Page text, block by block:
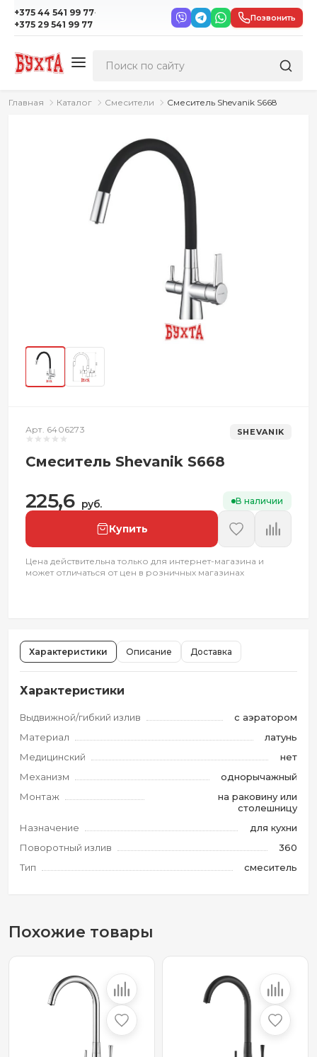
+375 44 541 99 77·
+375 29 541 99 77
Позвонить
Главная Каталог Смесители Смеситель Shevanik S668
Арт. 6406273 SHEVANIK
Смеситель Shevanik S668
225,6 руб. В наличии
Купить
Цена действительна только для интернет-магазина и
может отличаться от цен в розничных магазинах
Характеристики Описание Доставка
Характеристики
Выдвижной/гибкий излив
с аэратором
Материал
латунь
Медицинский
нет
Механизм
однорычажный
Монтаж
на раковину или
столешницу
Назначение
для кухни
Поворотный излив
360
Тип
смеситель
Похожие товары